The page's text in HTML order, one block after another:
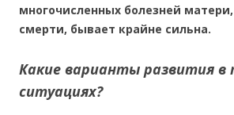
многочисленных болезней
смерти, бывает крайне сильна.
Какие варианты развития в
ситуациях?